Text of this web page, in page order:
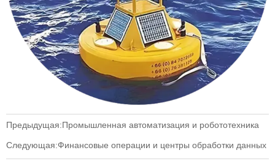
Предыдущая:Промышленная автоматизация и робототехника
Следующая:Финансовые операции и центры обработки данных